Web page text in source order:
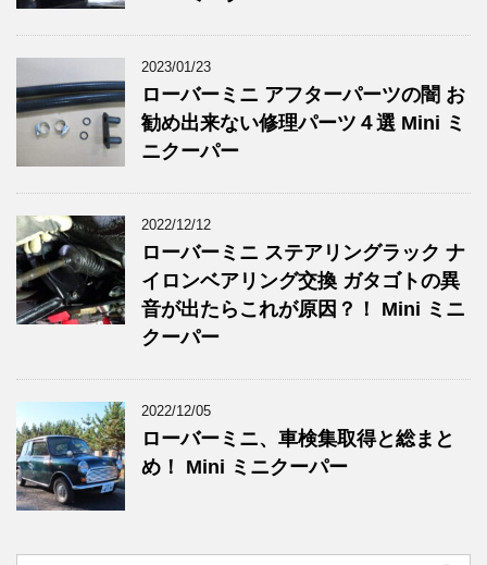
2023/01/23
ローバーミニ アフターパーツの闇 お
勧め出来ない修理パーツ４選 Mini ミ
ニクーパー
2022/12/12
ローバーミニ ステアリングラック ナ
イロンベアリング交換 ガタゴトの異
音が出たらこれが原因？！ Mini ミニ
クーパー
2022/12/05
ローバーミニ、車検集取得と総まと
め！ Mini ミニクーパー